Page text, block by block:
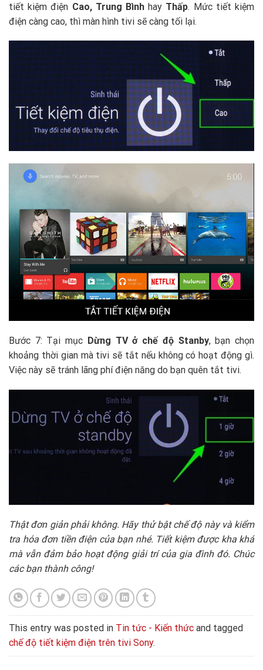
tiết kiệm điện Cao, Trung Bình hay Thấp. Mức tiết kiệm
điện càng cao, thì màn hình tivi sẽ càng tối lại.
Bước 7: Tại mục Dừng TV ở chế độ Stanby, bạn chọn
khoảng thời gian mà tivi sẽ tắt nếu không có hoạt động gì.
Việc này sẽ tránh lãng phí điện năng do bạn quên tắt tivi.
Thật đơn giản phải không. Hãy thử bật chế độ này và kiểm
tra hóa đơn tiền điện của bạn nhé. Tiết kiệm được kha khá
mà vẫn đảm bảo hoạt động giải trí của gia đình đó. Chúc
các bạn thành công!
This entry was posted in Tin tức - Kiến thức and tagged
chế độ tiết kiệm điện trên tivi Sony.